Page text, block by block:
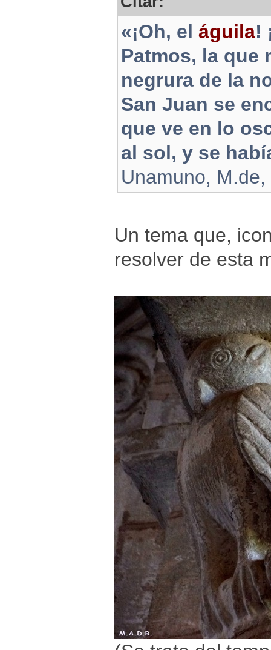
«¡Oh, el águila!
Patmos, la que
negrura de la
San Juan se
que ve en lo
al sol, y se
Unamuno,
Un tema que,
resolver de esta